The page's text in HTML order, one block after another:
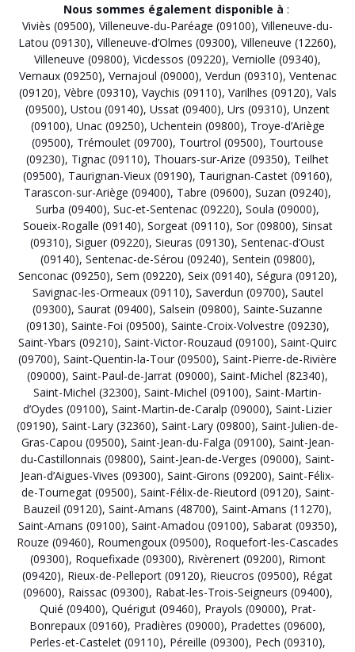
Nous sommes également disponible à :
Viviès (09500), Villeneuve-du-Paréage (09100), Villeneuve-du-
Latou (09130), Villeneuve-d’Olmes (09300), Villeneuve (12260),
Villeneuve (09800), Vicdessos (09220), Verniolle (09340),
Vernaux (09250), Vernajoul (09000), Verdun (09310), Ventenac
(09120), Vèbre (09310), Vaychis (09110), Varilhes (09120), Vals
(09500), Ustou (09140), Ussat (09400), Urs (09310), Unzent
(09100), Unac (09250), Uchentein (09800), Troye-d’Ariège
(09500), Trémoulet (09700), Tourtrol (09500), Tourtouse
(09230), Tignac (09110), Thouars-sur-Arize (09350), Teilhet
(09500), Taurignan-Vieux (09190), Taurignan-Castet (09160),
Tarascon-sur-Ariège (09400), Tabre (09600), Suzan (09240),
Surba (09400), Suc-et-Sentenac (09220), Soula (09000),
Soueix-Rogalle (09140), Sorgeat (09110), Sor (09800), Sinsat
(09310), Siguer (09220), Sieuras (09130), Sentenac-d’Oust
(09140), Sentenac-de-Sérou (09240), Sentein (09800),
Senconac (09250), Sem (09220), Seix (09140), Ségura (09120),
Savignac-les-Ormeaux (09110), Saverdun (09700), Sautel
(09300), Saurat (09400), Salsein (09800), Sainte-Suzanne
(09130), Sainte-Foi (09500), Sainte-Croix-Volvestre (09230),
Saint-Ybars (09210), Saint-Victor-Rouzaud (09100), Saint-Quirc
(09700), Saint-Quentin-la-Tour (09500), Saint-Pierre-de-Rivière
(09000), Saint-Paul-de-Jarrat (09000), Saint-Michel (82340),
Saint-Michel (32300), Saint-Michel (09100), Saint-Martin-
d’Oydes (09100), Saint-Martin-de-Caralp (09000), Saint-Lizier
(09190), Saint-Lary (32360), Saint-Lary (09800), Saint-Julien-de-
Gras-Capou (09500), Saint-Jean-du-Falga (09100), Saint-Jean-
du-Castillonnais (09800), Saint-Jean-de-Verges (09000), Saint-
Jean-d’Aigues-Vives (09300), Saint-Girons (09200), Saint-Félix-
de-Tournegat (09500), Saint-Félix-de-Rieutord (09120), Saint-
Bauzeil (09120), Saint-Amans (48700), Saint-Amans (11270),
Saint-Amans (09100), Saint-Amadou (09100), Sabarat (09350),
Rouze (09460), Roumengoux (09500), Roquefort-les-Cascades
(09300), Roquefixade (09300), Rivèrenert (09200), Rimont
(09420), Rieux-de-Pelleport (09120), Rieucros (09500), Régat
(09600), Raissac (09300), Rabat-les-Trois-Seigneurs (09400),
Quié (09400), Quérigut (09460), Prayols (09000), Prat-
Bonrepaux (09160), Pradières (09000), Pradettes (09600),
Perles-et-Castelet (09110), Péreille (09300), Pech (09310),